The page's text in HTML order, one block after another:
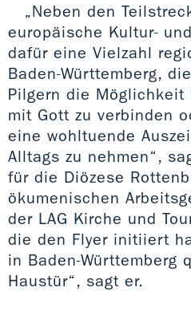
„Neben den
europäische Kultur-
dafür eine Vielzahl
Baden-Württemberg,
Pilgern die
mit Gott zu verbinden
eine wohltuende
Alltags zu nehmen“,
für die Diözese
ökumenischen
der LAG Kirche und
die den Flyer initiiert
in Baden-Württemberg
Haustür“, sagt er.